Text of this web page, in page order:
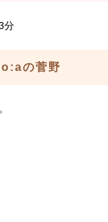
分
の菅野